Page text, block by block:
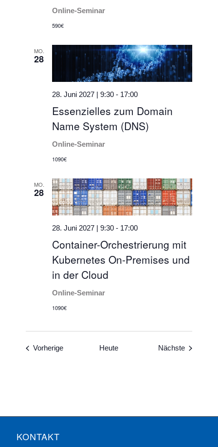
Online-Seminar
590€
MO.
28
Essenzielles zum Domain
Name System (DNS)
28. Juni 2027 | 9:30 - 17:00
Online-Seminar
1090€
MO.
28
Container-Orchestrierung mit
Kubernetes On-Premises und
in der Cloud
28. Juni 2027 | 9:30 - 17:00
Online-Seminar
1090€
VorherigeVeranstaltungen
Heute Nächste
KONTAKT